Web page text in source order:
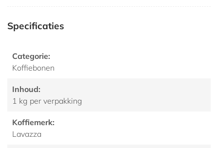
Specificaties
Categorie:
Koffiebonen
Inhoud:
1 kg per verpakking
Koffiemerk:
Lavazza